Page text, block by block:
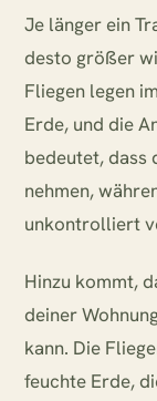
Je länger ein
desto größer
Fliegen legen
Erde, und die
bedeutet, dass
nehmen,
unkontrolliert
Hinzu kommt,
deiner
kann. Die
feuchte Erde,